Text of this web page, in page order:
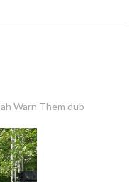
Warn Them dub